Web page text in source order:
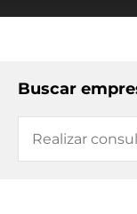
Buscar